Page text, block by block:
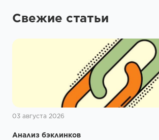
Свежие статьи
03 августа 2026
Анализ бэклинков